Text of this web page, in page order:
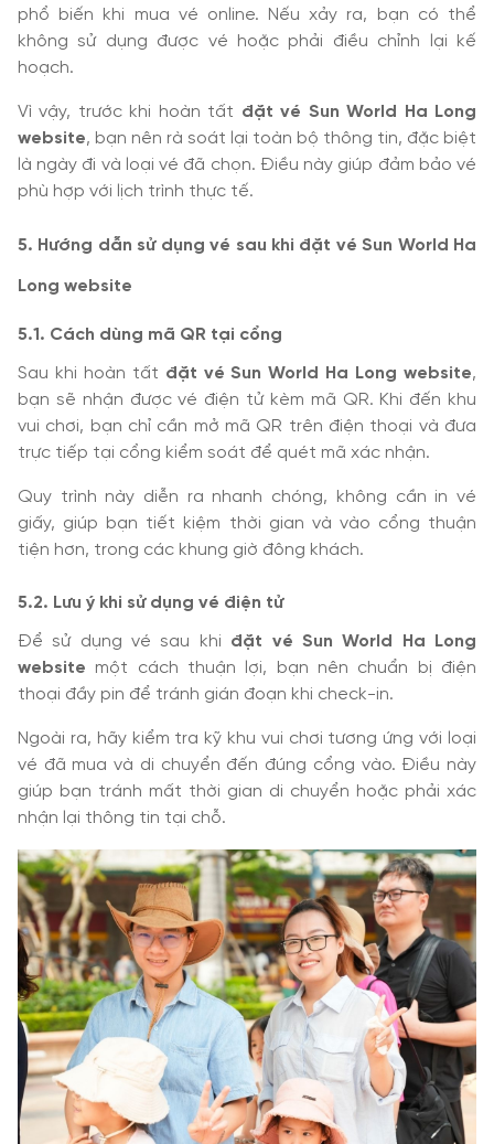
phổ biến khi mua vé online. Nếu xảy ra, bạn có thể
không sử dụng được vé hoặc phải điều chỉnh lại kế
hoạch.
Vì vậy, trước khi hoàn tất đặt vé Sun World Ha Long
website, bạn nên rà soát lại toàn bộ thông tin, đặc biệt
là ngày đi và loại vé đã chọn. Điều này giúp đảm bảo vé
phù hợp với lịch trình thực tế.
5. Hướng dẫn sử dụng vé sau khi đặt vé Sun World Ha
Long website
5.1. Cách dùng mã QR tại cổng
Sau khi hoàn tất đặt vé Sun World Ha Long website,
bạn sẽ nhận được vé điện tử kèm mã QR. Khi đến khu
vui chơi, bạn chỉ cần mở mã QR trên điện thoại và đưa
trực tiếp tại cổng kiểm soát để quét mã xác nhận.
Quy trình này diễn ra nhanh chóng, không cần in vé
giấy, giúp bạn tiết kiệm thời gian và vào cổng thuận
tiện hơn, trong các khung giờ đông khách.
5.2. Lưu ý khi sử dụng vé điện tử
Để sử dụng vé sau khi đặt vé Sun World Ha Long
website một cách thuận lợi, bạn nên chuẩn bị điện
thoại đầy pin để tránh gián đoạn khi check-in.
Ngoài ra, hãy kiểm tra kỹ khu vui chơi tương ứng với loại
vé đã mua và di chuyển đến đúng cổng vào. Điều này
giúp bạn tránh mất thời gian di chuyển hoặc phải xác
nhận lại thông tin tại chỗ.